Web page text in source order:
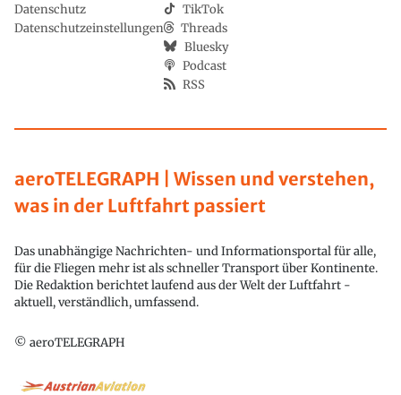
aeroTELEGRAPH | Wissen und verstehen,
was in der Luftfahrt passiert
Das unabhängige Nachrichten- und Informationsportal für alle,
für die Fliegen mehr ist als schneller Transport über Kontinente.
Die Redaktion berichtet laufend aus der Welt der Luftfahrt -
aktuell, verständlich, umfassend.
© aeroTELEGRAPH
Datenschutz
Datenschutzeinstellungen
TikTok
Threads
Bluesky
Podcast
RSS